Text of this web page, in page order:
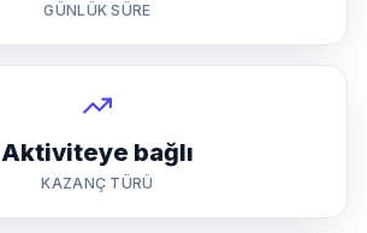
GÜNLÜK SÜRE
Aktiviteye bağlı
KAZANÇ TÜRÜ